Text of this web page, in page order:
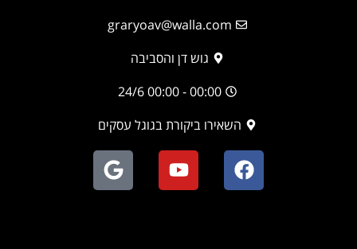
graryoav@walla.com
גוש דן והסביבה
00:00 - 00:00 24/6
השאירו ביקורת בגוגל עסקים